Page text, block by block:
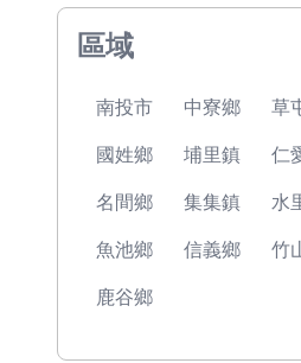
區域
南投市 中寮鄉 草
國姓鄉 埔里鎮 仁
名間鄉 集集鎮 水
魚池鄉 信義鄉 竹
鹿谷鄉